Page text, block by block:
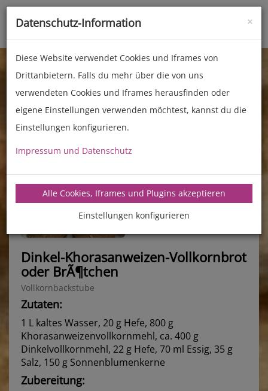
Toggle
Dinkel-Khorasanweizen-Vollkornbrot
oder BrÃ¶tchen
Vollkornbackstube
Zutaten:
1 L kaltes Wasser, 20 g Hefe, 800 g
Khorasanweizenvollkornmehl, ca. 400 g
Dinkelvollkornmehl, 22 g Hefe, 70 ml Essig, 35 g
Salz, 150 g Sonnenblumenkerne
Zubereitung:
×
Datenschutz-Information
Diese Website verwendet Cookies und Iframes von
Drittanbietern. Falls du mehr über die von uns
verwendeten Cookies und Iframes herausfinden oder
eigene Einstellungen verwenden möchtest, kannst du die
Einstellungen konfigurieren.
Impressum und Datenschutz
Alle Cookies, Iframes und Plugins akzeptieren
Einstellungen konfigurieren